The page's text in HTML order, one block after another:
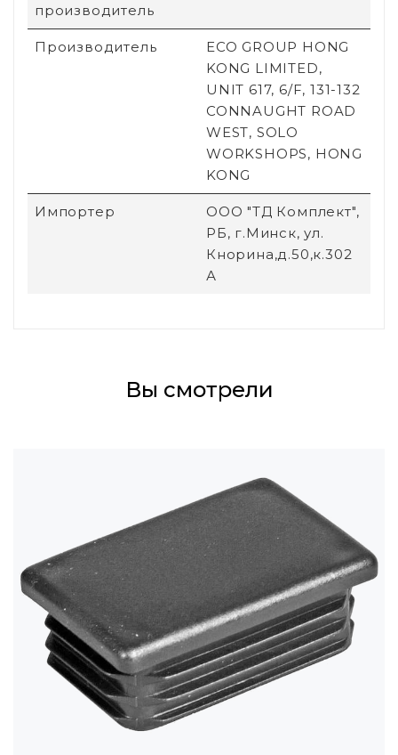
производитель
Производитель
ECO GROUP HONG
KONG LIMITED,
UNIT 617, 6/F, 131-132
CONNAUGHT ROAD
WEST, SOLO
WORKSHOPS, HONG
KONG
Импортер
ООО "ТД Комплект",
РБ, г.Минск, ул.
Кнорина,д.50,к.302
А
Вы смотрели